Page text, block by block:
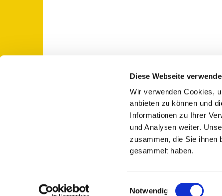
Diese Webseite
Wir verwenden Cookies,
anbieten zu können und
Informationen zu Ihrer
und Analysen weiter.
zusammen, die Sie ihnen
gesammelt haben.
Notwendig
St. Otto: Katholische Kirche